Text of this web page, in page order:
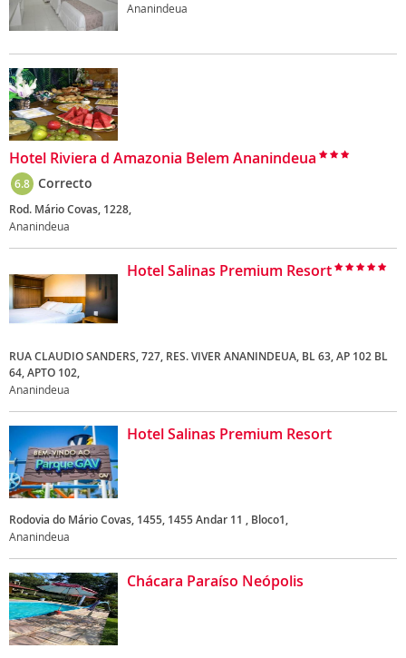
Ananindeua
Hotel Riviera d Amazonia Belem Ananindeua
6.8 Correcto
Rod. Mário Covas, 1228,
Ananindeua
Hotel Salinas Premium Resort
RUA CLAUDIO SANDERS, 727, RES. VIVER ANANINDEUA, BL 63, AP 102 BL
64, APTO 102,
Ananindeua
Hotel Salinas Premium Resort
Rodovia do Mário Covas, 1455, 1455 Andar 11 , Bloco1,
Ananindeua
Chácara Paraíso Neópolis